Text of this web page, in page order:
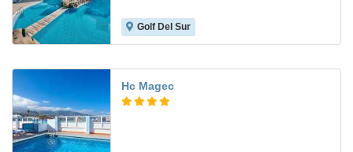
Golf Del Sur
Hc Magec